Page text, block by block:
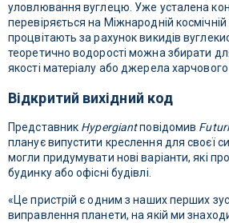
уловлювання вуглецю. Уже усталена
перевіряється на Міжнародній космічній
процвітають за рахунок викидів
теоретично водорості можна збирати
якості матеріалу або джерела харчового
Відкритий вихідний код
Представник Hypergiantповідомив
планує випустити креслення для своєї
могли придумувати нові варіанти, які
будинку або офісні будівлі.
«Це пристрій є одним з наших перших
виправлення планети, на якій ми